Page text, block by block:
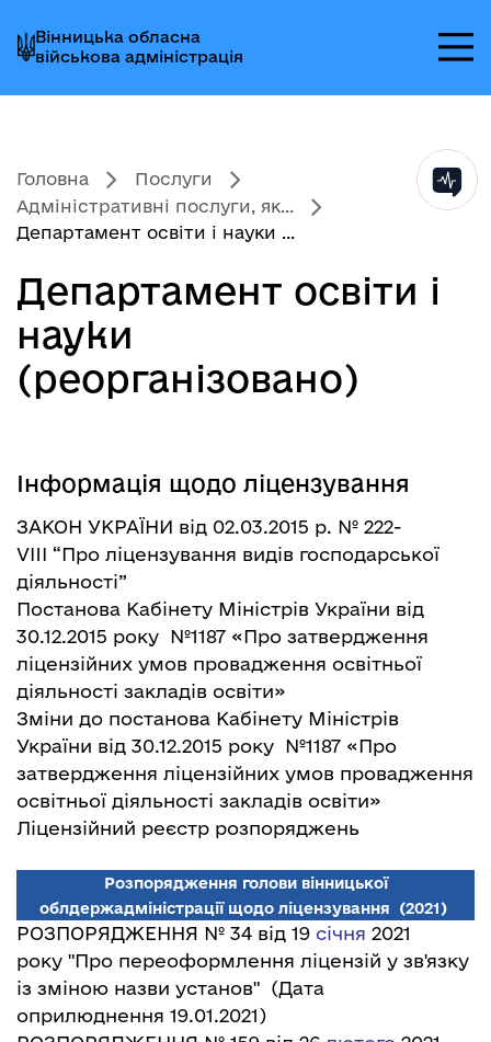
до
головного
меню
до
головного
вмісту
до
головного
колонтитула
Вінницька обласна
військова адміністрація
Головна
Послуги
Адміністративні послуги, як...
Департамент освіти і науки ...
Департамент освіти і
науки
(реорганізовано)
Інформація щодо ліцензування
ЗАКОН УКРАЇНИ від 02.03.2015 р. № 222-
VIII “Про ліцензування видів господарської
діяльності”
Постанова Кабінету Міністрів України від
30.12.2015 року №1187 «Про затвердження
ліцензійних умов провадження освітньої
діяльності закладів освіти»
Зміни до постанова Кабінету Міністрів
України від 30.12.2015 року №1187 «Про
затвердження ліцензійних умов провадження
освітньої діяльності закладів освіти»
Ліцензійний реєстр розпоряджень
Розпорядження голови вінницької
облдержадміністрації щодо ліцензування
(2021)
РОЗПОРЯДЖЕННЯ № 34 від 19 січня 2021
року "Про переоформлення ліцензій у зв'язку
із зміною назви установ" (Дата
оприлюднення 19.01.2021)